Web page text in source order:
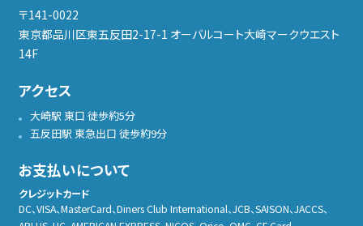
〒141-0022
東京都品川区東五反田2-17-1 オーバルコート大崎マークウエスト
14F
アクセス
大崎駅 東口 徒歩約5分
五反田駅 東急出口 徒歩約9分
お支払いについて
クレジットカード
DC、VISA、MasterCard、Diners Club International、JCB、SAISON、JACCS、